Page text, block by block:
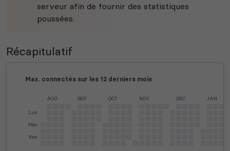
serveur afin de fournir des statistiques
poussées.
Récapitulatif
Max. connectés sur les 12 derniers mois
Lun
Mer
Ven
AOÛ SEP OCT NOV DEC JAN